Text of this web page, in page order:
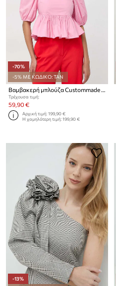
-70%
-5% ΜΕ ΚΩΔΙΚΟ: TAN
Βαμβακερή μπλούζα Custommade Darine
Τρέχουσα τιμή:
59,90 €
Αρχική τιμή:199,90 €
Η χαμηλότερη τιμή:199,90 €
-13%